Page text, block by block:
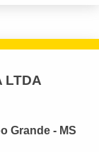
LTDA
Grande - MS